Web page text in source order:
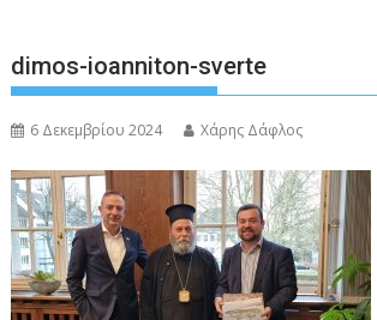
dimos-ioanniton-sverte
6 Δεκεμβρίου 2024 Χάρης Δάφλος